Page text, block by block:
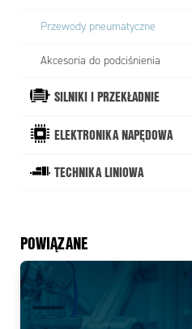
Przewody pneumatyczne
Akcesoria do podciśnienia
SILNIKI I PRZEKŁADNIE
ELEKTRONIKA NAPĘDOWA
TECHNIKA LINIOWA
POWIĄZANE